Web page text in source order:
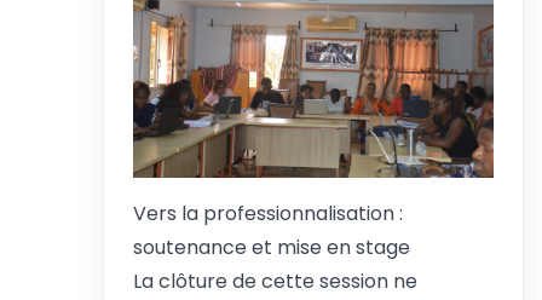
Vers la professionnalisation :
soutenance et mise en stage
La clôture de cette session ne